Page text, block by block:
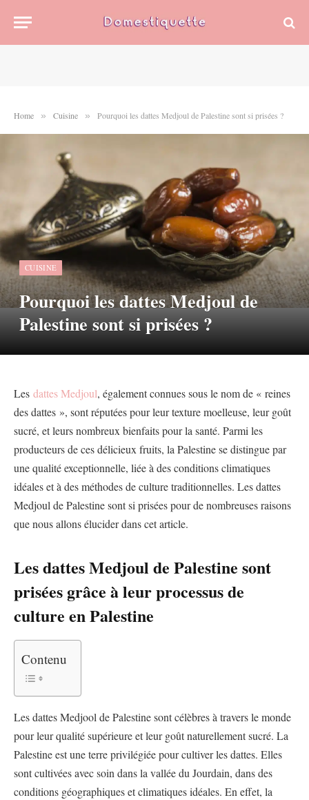
Home » Cuisine » Pourquoi les dattes Medjoul de Palestine sont si prisées ?
CUISINE
Pourquoi les dattes Medjoul de
Palestine sont si prisées ?
Les dattes Medjoul, également connues sous le nom de « reines
des dattes », sont réputées pour leur texture moelleuse, leur goût
sucré, et leurs nombreux bienfaits pour la santé. Parmi les
producteurs de ces délicieux fruits, la Palestine se distingue par
une qualité exceptionnelle, liée à des conditions climatiques
idéales et à des méthodes de culture traditionnelles. Les dattes
Medjoul de Palestine sont si prisées pour de nombreuses raisons
que nous allons élucider dans cet article.
Les dattes Medjoul de Palestine sont
prisées grâce à leur processus de
culture en Palestine
Contenu
Les dattes Medjool de Palestine sont célèbres à travers le monde
pour leur qualité supérieure et leur goût naturellement sucré. La
Palestine est une terre privilégiée pour cultiver les dattes. Elles
sont cultivées avec soin dans la vallée du Jourdain, dans des
conditions géographiques et climatiques idéales. En effet, la